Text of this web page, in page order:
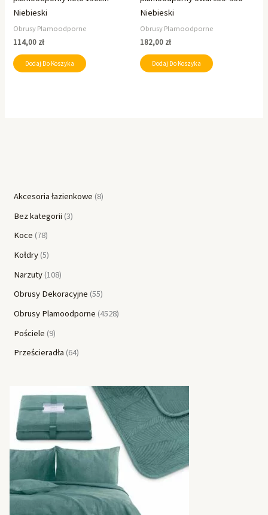
Akcesoria łazienkowe 8
Bez kategorii 3
Koce 78
Kołdry 5
Narzuty 108
Obrusy Dekoracyjne 55
Obrusy Plamoodporne 4528
Pościele 9
Prześcieradła 64
Niebieski
Obrusy Plamoodporne
114,00 zł
Dodaj Do Koszyka
Niebieski
Obrusy Plamoodporne
182,00 zł
Dodaj Do Koszyka